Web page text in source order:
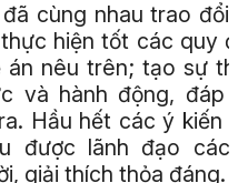
cùng nhau trao
hiện tốt các quy
nêu trên; tạo sự
và hành động, đáp
Hầu hết các ý kiến
được lãnh đạo các
giải thích thỏa đáng.